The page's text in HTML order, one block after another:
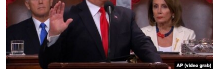
İNFOQRAFIKA
KARIKATURA
AZƏRBAYCAN ƏDƏBIYYATI KITABXANASI
İSLAM VƏ DEMOKRATIYA
İZ - MƏDƏNIYYƏT PROQRAMI
MISSIYAMIZ
PEŞƏ ETIKASI VƏ JURNALISTIKA STANDARTLARIMIZ
MATERIALLARIMIZDAN ISTIFADƏ
AZADLIQRADIOSU MOBIL TELEFONUNUZDA
BIZI IZLƏ
RFE/RL-in bütün saytları